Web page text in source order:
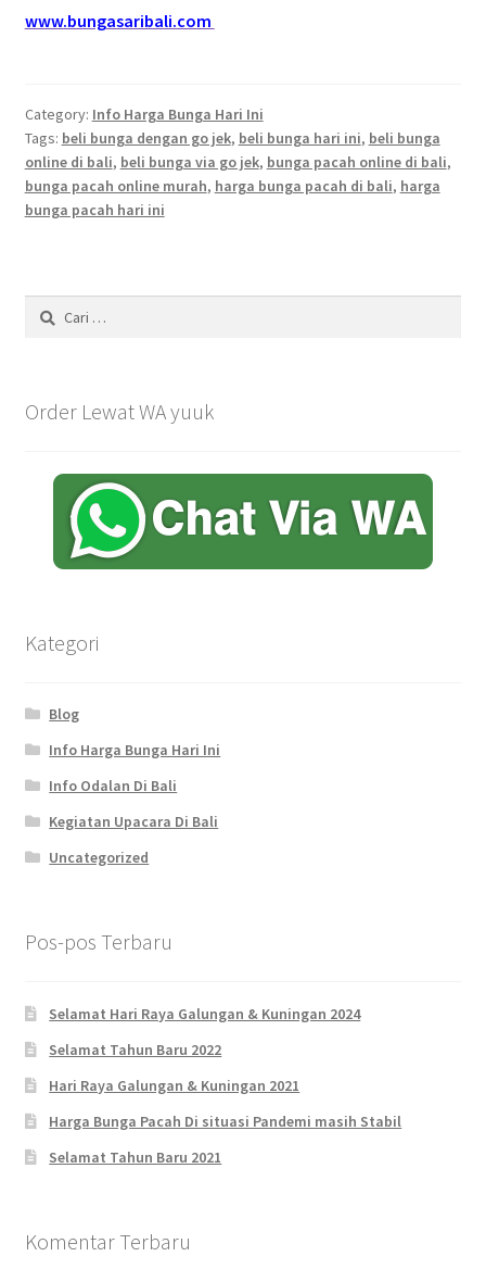
www.bungasaribali.com
Category: Info Harga Bunga Hari Ini
Tags: beli bunga dengan go jek, beli bunga hari ini, beli bunga
online di bali, beli bunga via go jek, bunga pacah online di bali,
bunga pacah online murah, harga bunga pacah di bali, harga
bunga pacah hari ini
Cari
untuk:
Order Lewat WA yuuk
Kategori
Blog
Info Harga Bunga Hari Ini
Info Odalan Di Bali
Kegiatan Upacara Di Bali
Uncategorized
Pos-pos Terbaru
Selamat Hari Raya Galungan & Kuningan 2024
Selamat Tahun Baru 2022
Hari Raya Galungan & Kuningan 2021
Harga Bunga Pacah Di situasi Pandemi masih Stabil
Selamat Tahun Baru 2021
Komentar Terbaru